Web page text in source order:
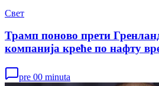
Свет
Трамп поново прети
компанија креће по нафту
pre 00 minuta